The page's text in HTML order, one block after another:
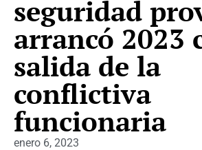
seguridad
arrancó 2023
salida de la
conflictiva
funcionaria
enero 6, 2023